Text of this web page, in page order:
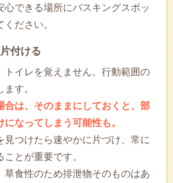
心できる場所にバスキングスポッ
ください。
付ける
トイレを覚えません。行動範囲の
す。
合は、そのままにしておくと、部
なってしまう可能性も。
見つけたら速やかに片づけ、常に
とが重要です。
草食性のため排泄物そのものはあ